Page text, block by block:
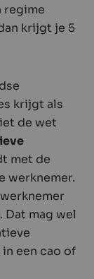
regime
krijgt je 5
krijgt als
de wet
met de
werknemer.
mag wel
een cao of